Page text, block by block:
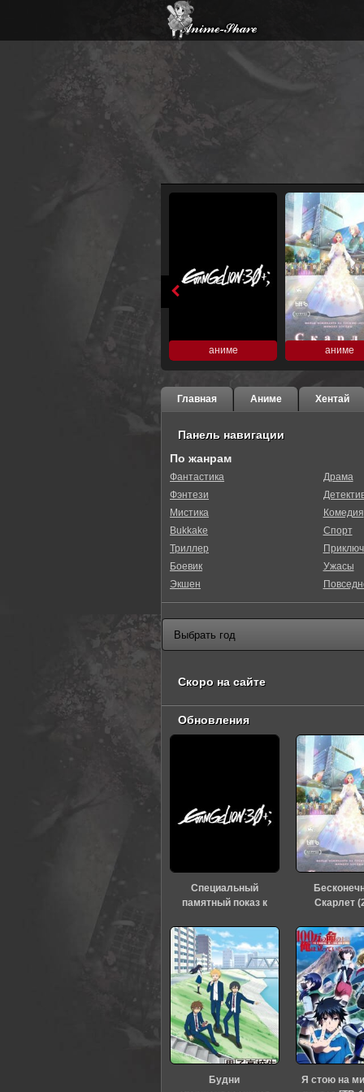
аниме аниме
Главная Аниме Хентай
Панель навигации
По жанрам
Фантастика
Фэнтези
Мистика
Bukkake
Триллер
Боевик
Экшен
Драма
Комедия
Спорт
Ужасы
Скоро на сайте
Обновления
Специальный
памятный показ к
«Евангелиона» (2026)
Скарлет
Будни
Я стою на